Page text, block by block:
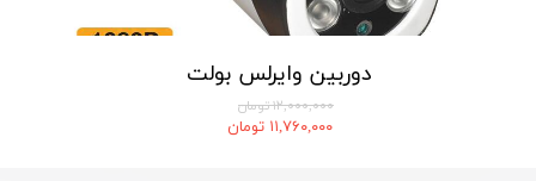
دوربین وایرلس بولت
۱۲,۰۰۰,۰۰۰ تومان
۱۱,۷۶۰,۰۰۰ تومان